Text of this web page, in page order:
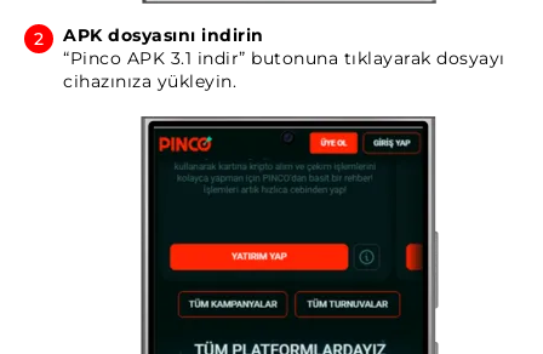
APK dosyasını indirin
“Pinco APK 3.1 indir” butonuna tıklayarak dosyayı
cihazınıza yükleyin.